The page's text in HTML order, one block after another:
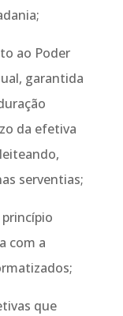
ao Poder
garantida
da efetiva
serventias;
com a
que